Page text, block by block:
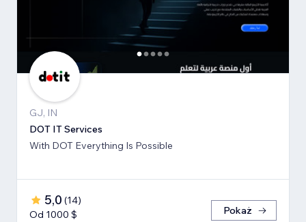
GJ, IN
DOT IT Services
With DOT Everything Is Possible
5,0 (14)
Od 1000 $
Pokaż